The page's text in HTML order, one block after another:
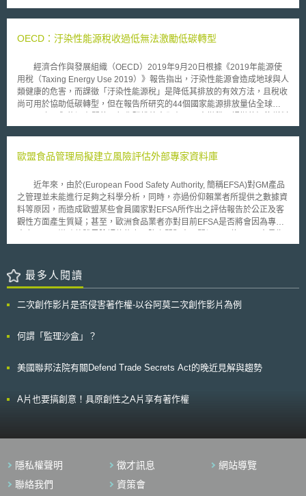
電腦病毒；（四）增加對網路基礎設施的投資，擴大能利用寬頻的區域，尤
化各國通訊管制機構的合作。
全最佳實踐」兩塊，前者主要為公司整體組織網路安全文化與監管機制之建
有45項要點，核心概念為：公司應訂定明確的網路安全評估程序，由領導階
對其所發現之風險弱點採取保護措施並持續監控，同時應妥善保存所有網路
安全相關之紀錄文件，並鼓勵與車輛同業聯盟彼此分享學習經驗。對於組織
成員應適當提供網路安全教育訓練。於產品設計時，應將產品使用者、售後
服務維修商，以及可能的外接式電子設備所帶來之風險一併納入安全設計考
量。 「車輛技術網路安全最佳實踐」共有25項，核心理念為：對於產
加密技術應隨時更新，若車輛具備診斷功能，應慎防遭到不當利用，且應防
免於網路攻擊或竊取。應特別注意無線網路設備、空中軟體更新（Over-
性質，無法律強制力。但NHTSA期望在現有的車輛產業網路安全標準上，
例如國際標準組織與國際汽車工程師協會（International Standards
Organization, ISO/SAE International, SAE）先前所訂定的車輛網路安全標
準ISO/SAE 21434的基礎前提下，進一步提出政府對車輛網路安全要求的努
力。
OECD：汙染性能源稅收過低無法激勵低碳轉型
經濟合作與發展組織（OECD）2019年9月20日根據《2019年能源使
用稅（Taxing Energy Use 2019）》報告指出，汙染性能源會造成地球與人
類健康的危害，而課徵「汙染性能源稅」是降低其排放的有效方法，且稅收
尚可用於協助低碳轉型，但在報告所研究的44個國家能源排放量佔全球
稅過低，無法促使其改用較為清潔的能源（cleaner energy），而無法鼓勵
環境損害的成本；煤炭稅在多數國家中幾乎為零，但煤炭的碳排放幾乎佔了
的能源碳排放中，有97%被徵稅，但44個國家中只有4個國家（丹麥、荷
蘭、挪威、瑞士）的徵稅在每噸30歐元以上，遠低於環境損害的程度，近年
來甚至有國家降低能源稅。 該報告表示，改善稅收政策、為低碳技術
提供公平的機會，將有助於將投資轉向更環保的選擇，且額外的稅收可用於
社會目的，例如降低所得稅、增加基礎設施或醫療健保支出，OECD未來將
歐盟食品管理局擬建立風險評估外部專家資料庫
近年來，由於(European Food Safety Authority, 簡稱EFSA)對GM產品
之管理並未能進行足夠之科學分析，同時，亦過份仰賴業者所提供之數據資
料等原因，而造成歐盟某些會員國家對EFSA所作出之評估報告於公正及客
觀性方面產生質疑；甚至，歐洲食品業者亦對目前EFSA是否將會因為專家
出：我們需要更多科學專家來協助處理與風險評估有關之事務。 其
加等因素，EFSA於日前決定，欲透過建立一外部專家資料庫(External
Expert Database)，來協助其風險評估工作之執行並促進評估專家招募過程
這些將提供協助之專家，並不會因此而真正成為EFSA科學評估小組成員(其
盟境內專家學者外，未來其亦將邀請歐盟以外其他國家並在該領域為重要研
指出：目前EFSA是在一種配備不良(ill-equipped)之狀態下，來勉強執行其
出科學性之意見，於不同會員國家間或於歐盟以外其他國家其是否仍將會被
最多人閱讀
二次創作影片是否侵害著作權-以谷阿莫二次創作影片為例
何謂「監理沙盒」？
美國聯邦法院有關Defend Trade Secrets Act的晚近見解與趨勢
A片也要搞創意！具原創性之A片享有著作權
隱私權聲明 徵才訊息
網站導覽
聯絡我們
資策會